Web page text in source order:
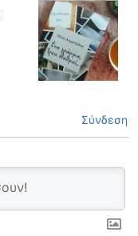
Σύνδεση